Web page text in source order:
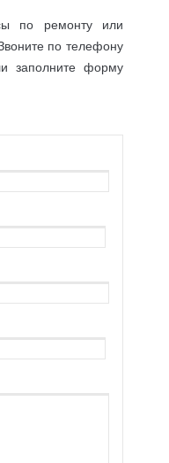
по ремонту или
по телефону
заполните форму